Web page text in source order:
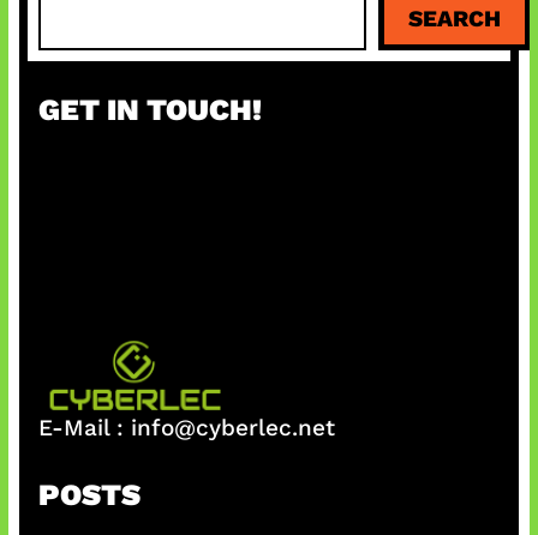
a
c
SEARCH
GET IN TOUCH!
E-Mail : info@cyberlec.net
POSTS